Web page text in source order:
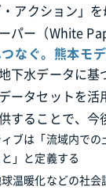
アクション」
パー（White
なぐ。熊本モ
下水データに
ータセットを
することで、
ブは「流域内で
」と定義する
温暖化などの社